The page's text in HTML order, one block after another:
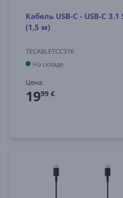
Кабель USB-C - USB-C 3.1
(1,5 м)
TECABLETCC31K
На складе
Цена:
1999 €